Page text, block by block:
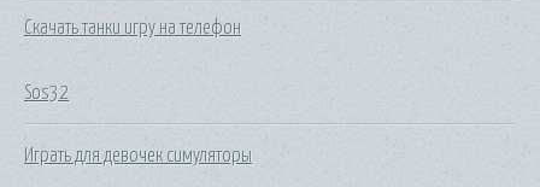
Скачать танки игру на телефон
Sos32
Играть для девочек симуляторы